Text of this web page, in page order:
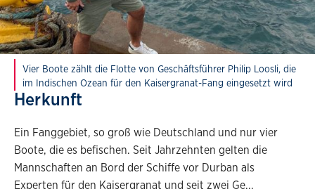
Herkunft
Ein Fanggebiet, so groß wie Deutschland und nur vier
Boote, die es befischen. Seit Jahrzehnten gelten die
Mannschaften an Bord der Schiffe vor Durban als
Experten für den Kaisergranat und seit zwei Ge...
Vier Boote zählt die Flotte von Geschäftsführer Philip Loosli, die
im Indischen Ozean für den Kaisergranat-Fang eingesetzt wird